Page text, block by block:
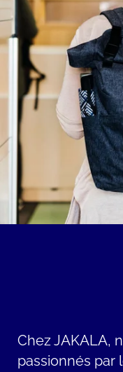
Chez JAKALA,
passionnés par